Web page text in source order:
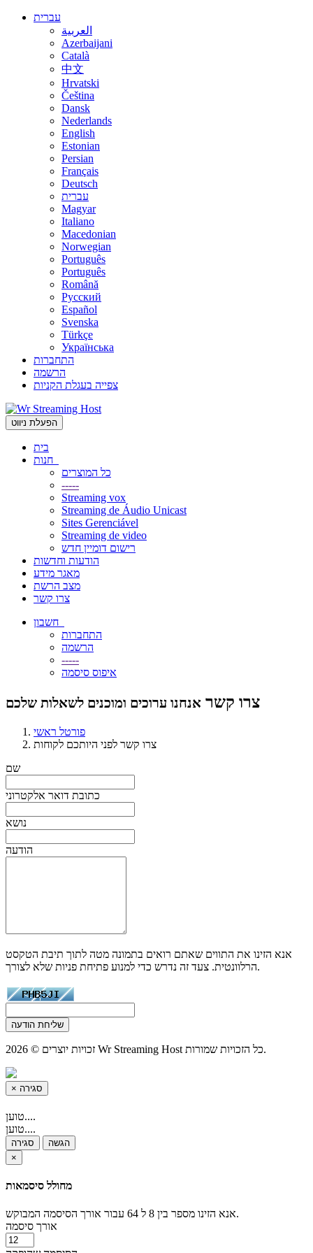
עברית
العربية
Azerbaijani
Català
中文
Hrvatski
Čeština
Dansk
Nederlands
English
Estonian
Persian
Français
Deutsch
עברית
Magyar
Italiano
Macedonian
Norwegian
Português
Português
Română
Русский
Español
Svenska
Türkçe
Українська
התחברות
הרשמה
צפייה בעגלת הקניות
הפעלת ניווט
בית
כל המוצרים
-----
Streaming vox
Streaming de Áudio Unicast
Sites Gerenciável
Streaming de video
רישום דומיין חדש
הודעות וחדשות
מאגר מידע
מצב הרשת
צרו קשר
התחברות
הרשמה
-----
איפוס סיסמה
צרו קשר אנחנו ערוכים ומוכנים לשאלות שלכם
פורטל ראשי
צרו קשר לפני היותכם לקוחות
שם
כתובת דואר אלקטרוני
נושא
הודעה
אנא הזינו את התווים שאתם רואים בתמונה מטה לתוך תיבת הטקסט
הרלוונטית. צעד זה נדרש כדי למנוע פתיחת פניות שלא לצורך.
שליחת הודעה
זכויות יוצרים © 2026 Wr Streaming Host כל הזכויות שמורות.
× סגירה
טוען....
טוען....
סגירה
הגשה
×
מחולל סיסמאות
אנא הזינו מספר בין 8 ל 64 עבור אורך הסיסמה המבוקש.
אורך סיסמה